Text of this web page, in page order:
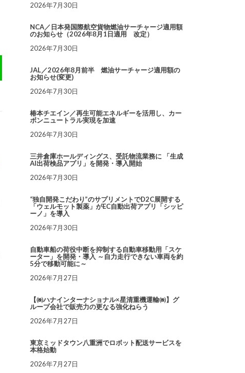
2026年7月30日
NCA／日本発国際航空貨物燃油サーチャージ適用額
のお知らせ（2026年8月1日適用 改定）
2026年7月30日
JAL／2026年8月前半 燃油サーチャージ適用額の
お知らせ(変更)
2026年7月30日
椿本チエイン／再生可能エネルギーを活用し、カー
ボンニュートラル実現を加速
2026年7月30日
三井倉庫ホールディングス、受託物流業務に 「生成
AI出荷検品アプリ」を開発・導入開始
2026年7月30日
“独自開発こだわり”のサプリメントでD2C展開する
「ウェルモット製薬」がEC自動出荷アプリ「シッピ
ーノ」を導入
2026年7月30日
自動車船の荷役中断を抑制する自動車移動用「スケ
ーター」を開発・導入 ～自力走行できない車両を約
5分で移動可能に～
2026年7月27日
【㈱ハナインターナショナル×星清重機運輸㈱】グ
ループ会社で販売力の更なる強化ねらう
2026年7月27日
東京ミッドタウン八重洲でロボット配送サービスを
本格始動
2026年7月27日